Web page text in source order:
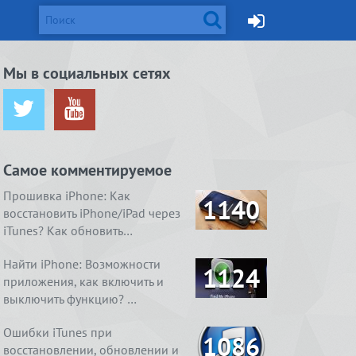
…
4 способа, как очистить
Real Boxing 2 ROCKY.
Ничего
Мы в социальных сетях
Самое комментируемое
Прошивка iPhone: Как
восстановить iPhone/iPad через
iTunes? Как обновить…
1140
Найти iPhone: Возможности
приложения, как включить и
выключить функцию? …
1124
Ошибки iTunes при
восстановлении, обновлении и
1086